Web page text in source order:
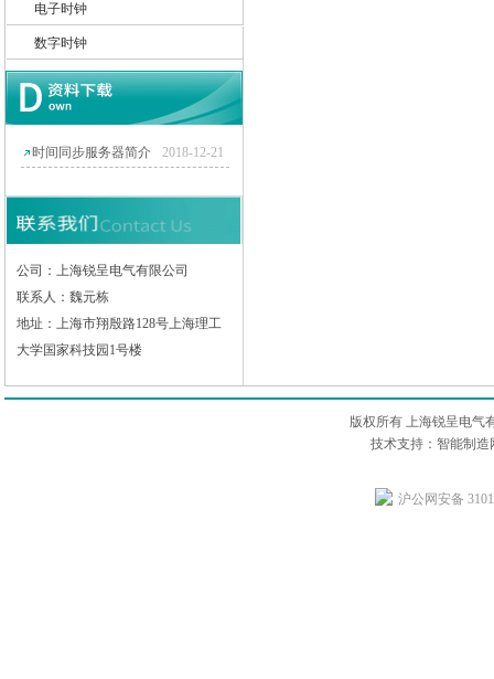
电子时钟
数字时钟
时间同步服务器简介 2018-12-21
公司：上海锐呈电气有限公司
联系人：魏元栋
地址：上海市翔殷路128号上海理工
大学国家科技园1号楼
版权所有 上海锐呈电气
技术支持：智能制造
沪公网安备